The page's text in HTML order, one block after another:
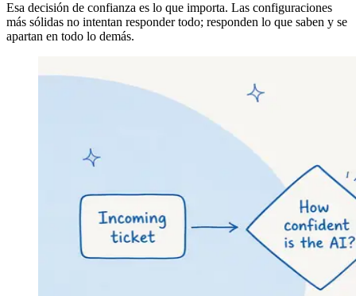
Esa decisión de confianza es lo que importa. Las configuraciones
más sólidas no intentan responder todo; responden lo que saben y se
apartan en todo lo demás.